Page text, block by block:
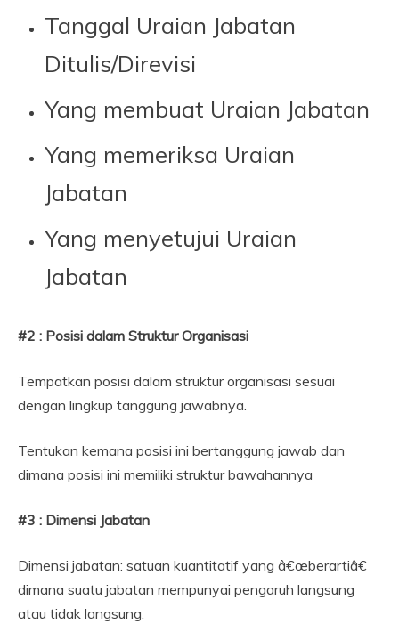
Tanggal Uraian Jabatan
Ditulis/Direvisi
Yang membuat Uraian Jabatan
Yang memeriksa Uraian
Jabatan
Yang menyetujui Uraian
Jabatan
#2 : Posisi dalam Struktur Organisasi
Tempatkan posisi dalam struktur organisasi sesuai
dengan lingkup tanggung jawabnya.
Tentukan kemana posisi ini bertanggung jawab dan
dimana posisi ini memiliki struktur bawahannya
#3 : Dimensi Jabatan
Dimensi jabatan: satuan kuantitatif yang â€œberartiâ€
dimana suatu jabatan mempunyai pengaruh langsung
atau tidak langsung.